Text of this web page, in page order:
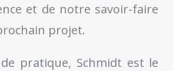
et de notre savoir-faire
projet.
pratique, Schmidt est le